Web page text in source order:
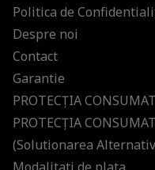
Politica de
Despre noi
Contact
Garantie
PROTECŢIA
PROTECŢIA
(Solutionarea